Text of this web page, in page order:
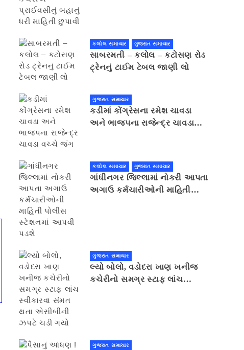
કલોલ સમાચાર ગુજરાત સમાચાર
સાબરમતી – કલોલ – કટોસણ રોડ
ટ્રેનનું ટાઈમ ટેબલ જાણી લો
ગુજરાત સમાચાર
કડીમાં કોંગ્રેસના રમેશ ચાવડા
અને ભાજપના રાજેન્દ્ર ચાવડા
કલોલ સમાચાર ગુજરાત સમાચાર
ગાંધીનગર જિલ્લામાં નોકરી આપતા
અગાઉ કર્મચારીઓની માહિતી
ગુજરાત સમાચાર
લ્યો બોલો, વડોદરા ખાણ ખનીજ
કચેરીનો સમગ્ર સ્ટાફ લાંચ
ગુજરાત સમાચાર